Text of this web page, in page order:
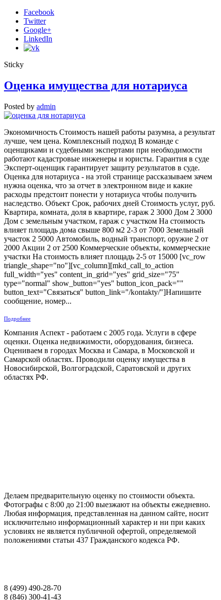
Facebook
Twitter
Google+
LinkedIn
Sticky
Оценка имущества для нотариуса
Posted by admin
Экономичность Стоимость нашей работы разумна, а результат
лучше, чем цена. Комплексный подход В команде с
оценщиками и судебными экспертами при необходимости
работают кадастровые инженеры и юристы. Гарантия в суде
Эксперт-оценщик гарантирует защиту результатов в суде.
Оценка для нотариуса - на этой странице рассказываем зачем
нужна оценка, что за отчет в электронном виде и какие
расходы предстоит понести у нотариуса чтобы получить
наследство. Объект Срок, рабочих дней Стоимость услуг, руб.
Квартира, комната, доля в квартире, гараж 2 3000 Дом 2 3000
Дом с земельным участком, гараж с участком На стоимость
влияет площадь дома свыше 800 м2 2-3 от 7000 Земельный
участок 2 5000 Автомобиль, водный транспорт, оружие 2 от
2000 Акции 2 от 2500 Коммерческие объекты, коммерческие
участки На стоимость влияет площадь 2-5 от 15000 [vc_row
triangle_shape="no"][vc_column][mkd_call_to_action
full_width="yes" content_in_grid="yes" grid_size="75"
type="normal" show_button="yes" button_icon_pack=""
button_text="Связаться" button_link="/kontakty/"]Напишите
сообщение, номер...
Подробнее
Компания Аспект - работаем с 2005 года. Услуги в сфере
оценки. Оценка недвижимости, оборудования, бизнеса.
Оцениваем в городах Москва и Самара, в Московской и
Самарской областях. Проводили оценку имущества в
Новосибирской, Волгоградской, Саратовской и других
областях РФ.
Делаем предварительную оценку по стоимости объекта.
Фотографы с 8:00 до 21:00 выезжают на объекты ежедневно.
Любая информация, представленная на данном сайте, носит
исключительно информационный характер и ни при каких
условиях не является публичной офертой, определяемой
положениями статьи 437 Гражданского кодекса РФ.
8 (499) 490-28-70
8 (846) 300-41-43